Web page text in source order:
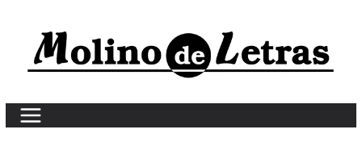
content